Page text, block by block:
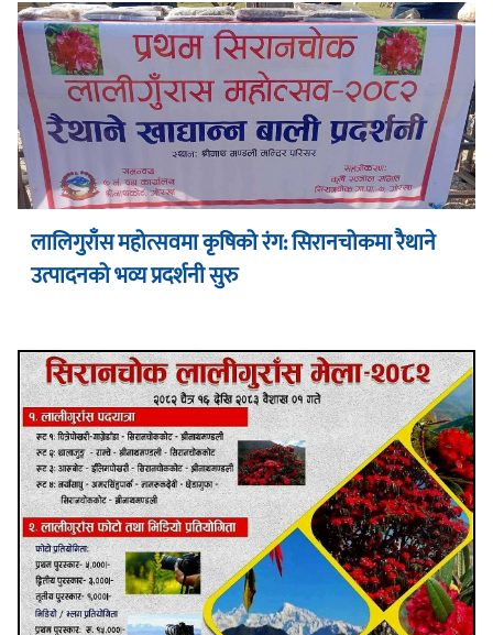
लालिगुराँस महोत्सवमा कृषिको रंग: सिरानचोकमा रैथाने
उत्पादनको भव्य प्रदर्शनी सुरु